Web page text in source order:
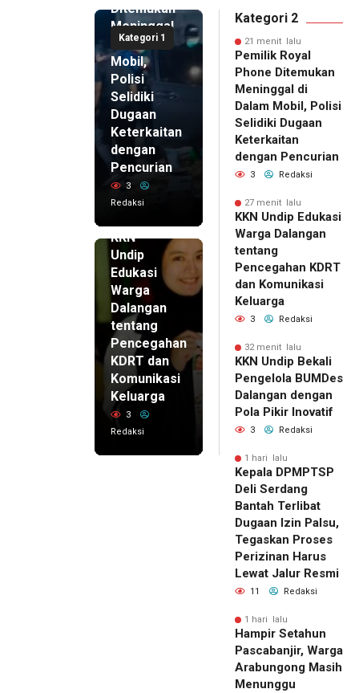
Kategori 1
Ditemukan
Meninggal
di Dalam
Mobil,
Polisi
Selidiki
Dugaan
Keterkaitan
dengan
Pencurian
3
Redaksi
KKN
Undip
Edukasi
Warga
Dalangan
tentang
Pencegahan
KDRT dan
Komunikasi
Keluarga
3
Redaksi
Kategori 2
21 menit lalu
Pemilik Royal
Phone Ditemukan
Meninggal di
Dalam Mobil, Polisi
Selidiki Dugaan
Keterkaitan
dengan Pencurian
3 Redaksi
27 menit lalu
KKN Undip Edukasi
Warga Dalangan
tentang
Pencegahan KDRT
dan Komunikasi
Keluarga
3 Redaksi
32 menit lalu
KKN Undip Bekali
Pengelola BUMDes
Dalangan dengan
Pola Pikir Inovatif
3 Redaksi
1 hari lalu
Kepala DPMPTSP
Deli Serdang
Bantah Terlibat
Dugaan Izin Palsu,
Tegaskan Proses
Perizinan Harus
Lewat Jalur Resmi
11 Redaksi
1 hari lalu
Hampir Setahun
Pascabanjir, Warga
Arabungong Masih
Menunggu